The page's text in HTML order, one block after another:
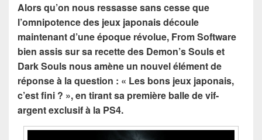
Alors qu’on nous ressasse sans cesse que
l’omnipotence des jeux japonais découle
maintenant d’une époque révolue, From Software
bien assis sur sa recette des Demon’s Souls et
Dark Souls nous amène un nouvel élément de
réponse à la question : « Les bons jeux japonais,
c’est fini ? », en tirant sa première balle de vif-
argent exclusif à la PS4.